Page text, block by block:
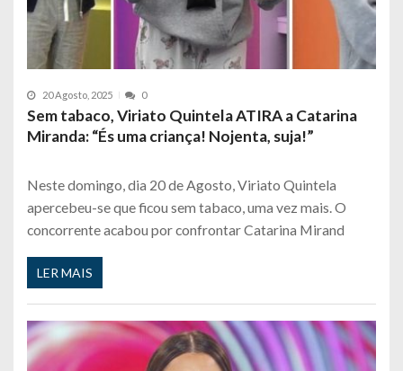
20 Agosto, 2025 0
Sem tabaco, Viriato Quintela ATIRA a Catarina
Miranda: “És uma criança! Nojenta, suja!”
Neste domingo, dia 20 de Agosto, Viriato Quintela
apercebeu-se que ficou sem tabaco, uma vez mais. O
concorrente acabou por confrontar Catarina Mirand
LER MAIS